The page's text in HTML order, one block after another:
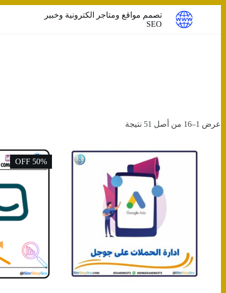
تصمم مواقع ومتاجر الكترونية وخبير
SEO
عرض 1–16 من أصل 51 نتيجة
50% OFF